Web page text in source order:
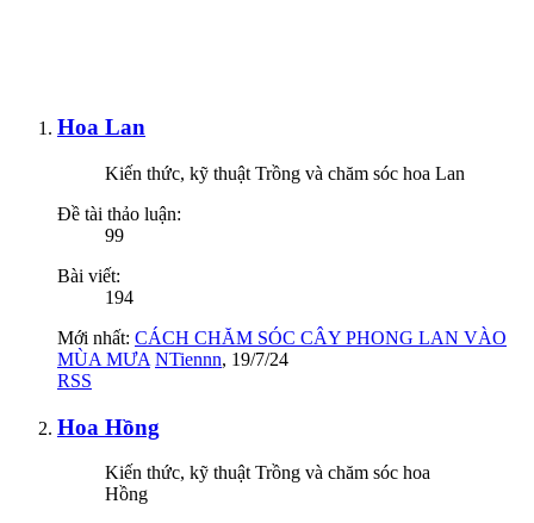
Hoa Lan
Kiến thức, kỹ thuật Trồng và chăm sóc hoa Lan
Đề tài thảo luận:
99
Bài viết:
194
Mới nhất: CÁCH CHĂM SÓC CÂY PHONG LAN VÀO
MÙA MƯA NTiennn, 19/7/24
RSS
Hoa Hồng
Kiến thức, kỹ thuật Trồng và chăm sóc hoa
Hồng